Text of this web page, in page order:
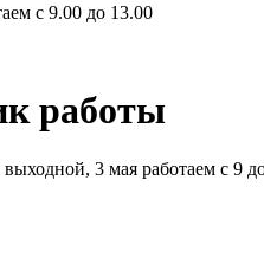
с 9.00 до 13.00
работы
3 мая работаем с